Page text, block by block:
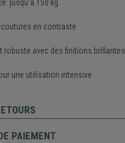
jusqu'à 150 kg
coutures en contraste
robuste avec des finitions brillantes
une utilisation intensive
PAIEMENT